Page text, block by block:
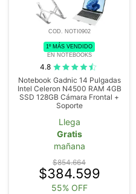
COD. NOTI0902
1º MÁS VENDIDO
EN NOTEBOOKS
4.8
Notebook Gadnic 14 Pulgadas
Intel Celeron N4500 RAM 4GB
SSD 128GB Cámara Frontal +
Soporte
Llega
Gratis
mañana
$854.664
$384.599
55% OFF